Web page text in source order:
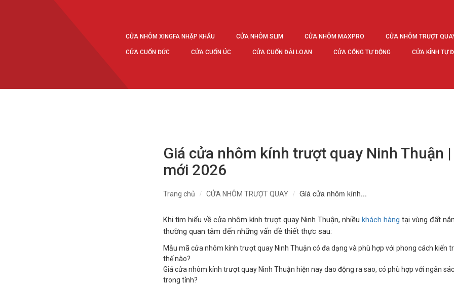
CỬA NHÔM XINGFA NHẬP KHẨU CỬA NHÔM SLIM CỬA NHÔM MAXPRO CỬA NHÔM TRƯỢT
CỬA CUỐN ĐỨC CỬA CUỐN ÚC CỬA CUỐN ĐÀI LOAN CỬA CỔNG TỰ ĐỘNG CỬA KÍNH TỰ
Giá cửa nhôm kính trượt quay Ninh Thuận
mới 2026
Trang chủ CỬA NHÔM TRƯỢT QUAY Giá cửa nhôm kính...
Khi tìm hiểu về cửa nhôm kính trượt quay Ninh Thuận, nhiều khách hàng tại vùng đất
thường quan tâm đến những vấn đề thiết thực sau:
Mẫu mã cửa nhôm kính trượt quay Ninh Thuận có đa dạng và phù hợp với phong cách kiến
thế nào?
Giá cửa nhôm kính trượt quay Ninh Thuận hiện nay dao động ra sao, có phù hợp với ngân
trong tỉnh?